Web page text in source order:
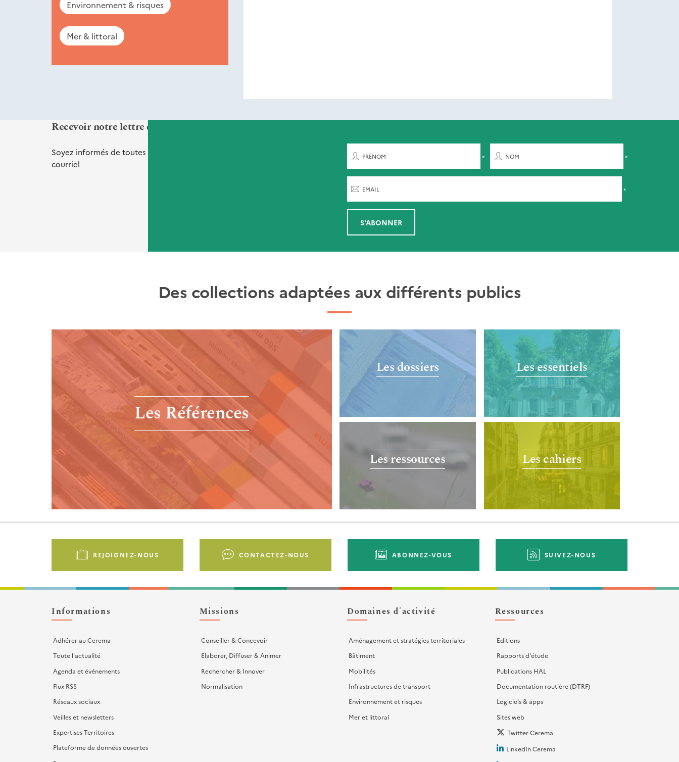
Environnement & risques
Mer & littoral
Recevoir notre lettre d'informations Vient de paraître
Soyez informés de toutes nos
courriel
PRÉNOM NOM
EMAIL
S'ABONNER
Des collections adaptées aux différents publics
Les Références
Les dossiers Les essentiels
Les ressources Les cahiers
Pied
Liens
d'actions
REJOIGNEZ-NOUS CONTACTEZ-NOUS ABONNEZ-VOUS SUIVEZ-NOUS
Informations
Adhérer au Cerema
Toute l'actualité
Agenda et événements
Flux RSS
Réseaux sociaux
Veilles et newsletters
Expertises Territoires
Plateforme de données ouvertes
Missions
Conseiller & Concevoir
Elaborer, Diffuser & Animer
Rechercher & Innover
Normalisation
Domaines d'activité
Aménagement et stratégies territoriales
Bâtiment
Mobilités
Infrastructures de transport
Environnement et risques
Mer et littoral
Ressources
Editions
Rapports d'étude
Publications HAL
Documentation routière (DTRF)
Logiciels & apps
Sites web
Twitter Cerema
LinkedIn Cerema